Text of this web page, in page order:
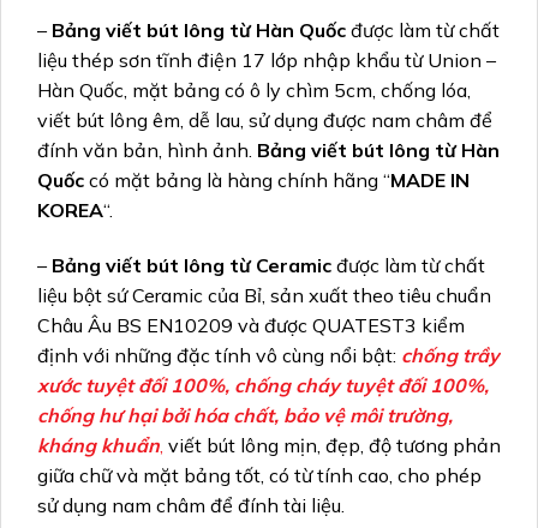
– Bảng viết bút lông từ Hàn Quốc được làm từ chất
liệu thép sơn tĩnh điện 17 lớp nhập khẩu từ Union –
Hàn Quốc, mặt bảng có ô ly chìm 5cm, chống lóa,
viết bút lông êm, dễ lau, sử dụng được nam châm để
đính văn bản, hình ảnh. Bảng viết bút lông từ Hàn
Quốc có mặt bảng là hàng chính hãng “MADE IN
KOREA“.
– Bảng viết bút lông từ Ceramic được làm từ chất
liệu bột sứ Ceramic của Bỉ, sản xuất theo tiêu chuẩn
Châu Âu BS EN10209 và được QUATEST3 kiểm
định với những đặc tính vô cùng nổi bật: chống trầy
xước tuyệt đối 100%, chống cháy tuyệt đối 100%,
chống hư hại bởi hóa chất, bảo vệ môi trường,
kháng khuẩn viết bút lông mịn, đẹp, độ tương phản
giữa chữ và mặt bảng tốt, có từ tính cao, cho phép
sử dụng nam châm để đính tài liệu.